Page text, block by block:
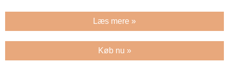
Læs mere »
Køb nu »